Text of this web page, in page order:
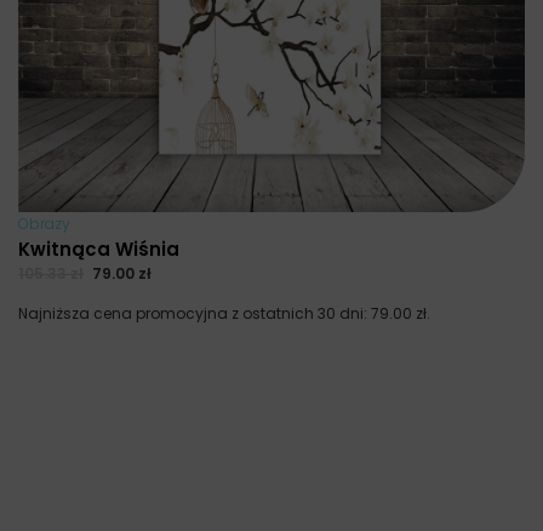
Obrazy
Kwitnąca Wiśnia
79.00 zł
Najniższa cena promocyjna z ostatnich 30 dni: 79.00 zł.